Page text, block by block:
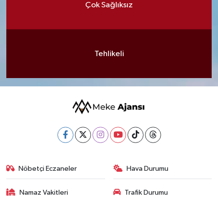
Çok Sağlıksız
Tehlikeli
Nöbetçi Eczaneler Hava Durumu
Namaz Vakitleri Trafik Durumu